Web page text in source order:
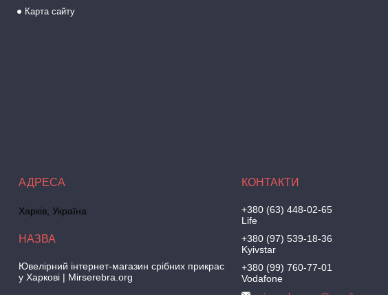
Карта сайту
Харків, Україна
Ювелірний інтернет-магазин срібних прикрас
у Харкові | Mirserebra.org
+380 (63) 448-02-65
Life
+380 (97) 539-18-36
Kyivstar
+380 (99) 760-77-01
Vodafone